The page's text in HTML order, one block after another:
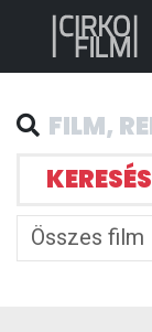
KERESÉS
Összes film